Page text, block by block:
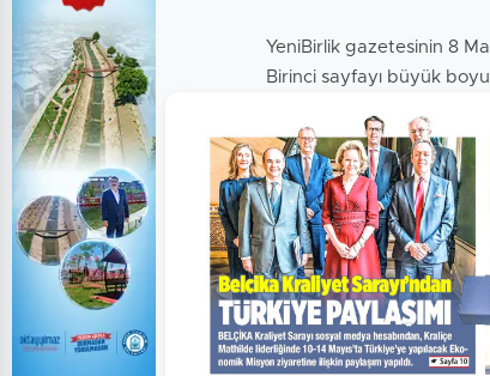
YeniBirlik gazetesinin 8
Birinci sayfayı büyük